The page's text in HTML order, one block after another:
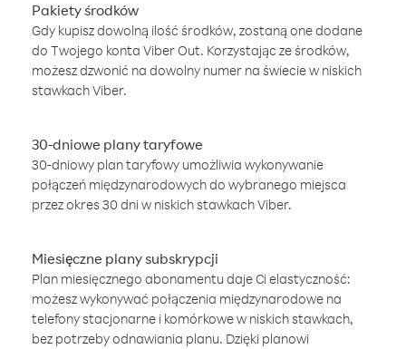
Pakiety środków
Gdy kupisz dowolną ilość środków, zostaną one dodane
do Twojego konta Viber Out. Korzystając ze środków,
możesz dzwonić na dowolny numer na świecie w niskich
stawkach Viber.
30-dniowe plany taryfowe
30-dniowy plan taryfowy umożliwia wykonywanie
połączeń międzynarodowych do wybranego miejsca
przez okres 30 dni w niskich stawkach Viber.
Miesięczne plany subskrypcji
Plan miesięcznego abonamentu daje Ci elastyczność:
możesz wykonywać połączenia międzynarodowe na
telefony stacjonarne i komórkowe w niskich stawkach,
bez potrzeby odnawiania planu. Dzięki planowi